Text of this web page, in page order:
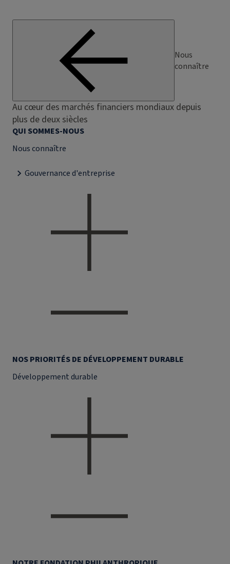
Nous
connaître
Au cœur des marchés financiers mondiaux depuis
plus de deux siècles
QUI SOMMES-NOUS
Nous connaître
Gouvernance d'entreprise
NOS PRIORITÉS DE DÉVELOPPEMENT DURABLE
Développement durable